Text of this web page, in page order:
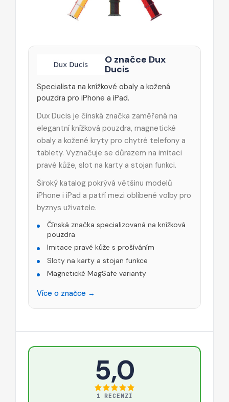
O značce Dux
Ducis
Specialista na knížkové obaly a kožená
pouzdra pro iPhone a iPad.
Dux Ducis je čínská značka zaměřená na
elegantní knížková pouzdra, magnetické
obaly a kožené kryty pro chytré telefony a
tablety. Vyznačuje se důrazem na imitaci
pravé kůže, slot na karty a stojan funkci.
Široký katalog pokrývá většinu modelů
iPhone i iPad a patří mezi oblíbené volby pro
byznys uživatele.
Čínská značka specializovaná na knížková
pouzdra
Imitace pravé kůže s prošíváním
Sloty na karty a stojan funkce
Magnetické MagSafe varianty
Více o značce →
5,0
1 RECENZÍ